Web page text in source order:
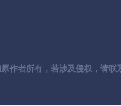
作者所有，若涉及侵权，请